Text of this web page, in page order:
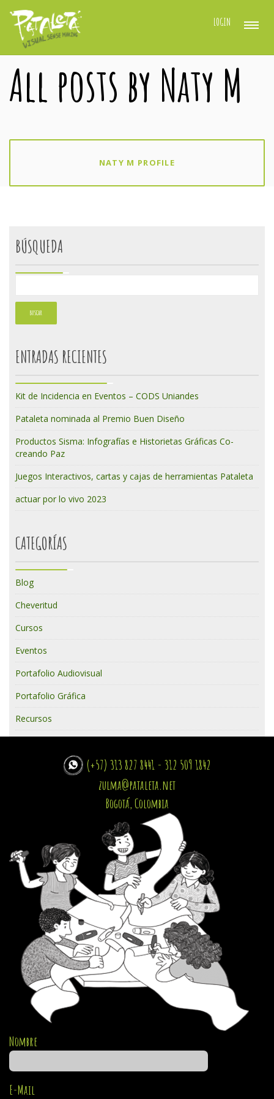
LOGIN
All posts by Naty M
NATY M PROFILE
BÚSQUEDA
ENTRADAS RECIENTES
Kit de Incidencia en Eventos – CODS Uniandes
Pataleta nominada al Premio Buen Diseño
Productos Sisma: Infografías e Historietas Gráficas Co-
creando Paz
Juegos Interactivos, cartas y cajas de herramientas Pataleta
actuar por lo vivo 2023
CATEGORÍAS
Blog
Cheveritud
Cursos
Eventos
Portafolio Audiovisual
Portafolio Gráfica
Recursos
(+57) 313 827 8441 - 312 509 1842
zulma@pataleta.net
Bogotá, Colombia
Nombre
E-Mail